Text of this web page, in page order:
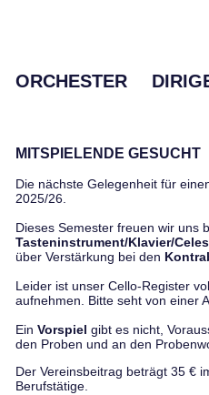
ORCHESTER
MITSPIELENDE GESUCHT
Die nächste Gelegenheit für
2025/26.
Dieses Semester freuen wir uns
Tasteninstrument/Klavier/
über Verstärkung bei den
Leider ist unser Cello-Register
aufnehmen. Bitte seht von einer
Ein Vorspiel gibt es nicht,
den Proben und an den
Der Vereinsbeitrag beträgt 35 €
Berufstätige.